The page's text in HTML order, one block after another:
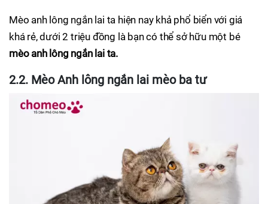
Mèo anh lông ngắn lai ta hiện nay khả phổ biển với giá
khá rẻ, dưới 2 triệu đồng là bạn có thể sở hữu một bé
mèo anh lông ngắn lai ta.
2.2. Mèo Anh lông ngắn lai mèo ba tư